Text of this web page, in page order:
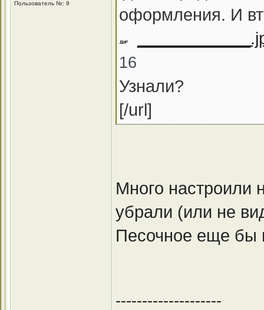
Пользователь №: 9
оформления. И
16
Узнали?
[/url]
Много настроили
убрали (или не
Песочное еще бы
--------------------